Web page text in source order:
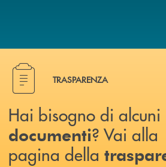
Hai bisogno di alcuni documenti
TRASPARENZA
Hai bisogno di alcuni
documenti? Vai alla
pagina della